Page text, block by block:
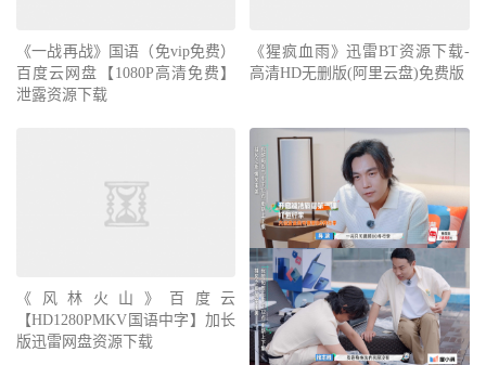
《一战再战》国语（免vip免费）
百度云网盘【1080P高清免费】
泄露资源下载
《猩疯血雨》迅雷BT资源下载-
高清HD无删版(阿里云盘)免费版
《风林火山》百度云
【HD1280PMKV国语中字】加长
版迅雷网盘资源下载